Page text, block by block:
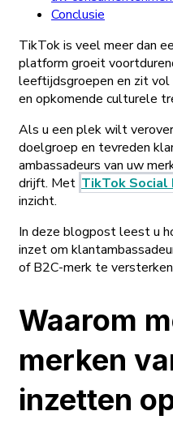
Conclusie
TikTok is veel meer dan
platform groeit
leeftijdsgroepen en zit
en opkomende culturele
Als u een plek wilt
doelgroep en tevreden
ambassadeurs van uw
drijft. Met TikTok Social
inzicht.
In deze blogpost leest u
inzet om
of B2C-merk te
Waarom
merken
inzetten